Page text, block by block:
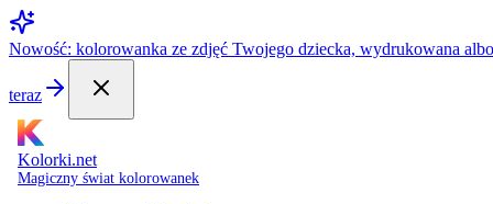
Nowość: kolorowanka ze zdjęć Twojego dziecka, wydrukowana
teraz
Kolorki.net
Magiczny świat kolorowanek